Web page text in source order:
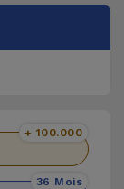
+ 100.000
36 Mois